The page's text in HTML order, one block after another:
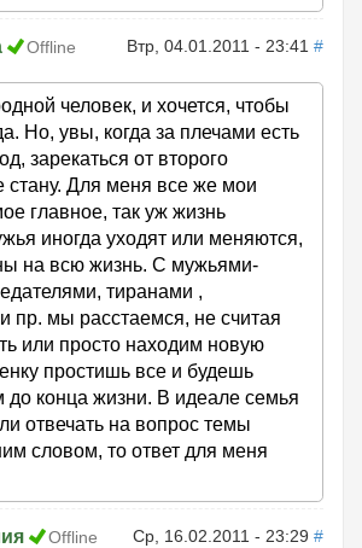
Offline Втр, 04.01.2011 - 23:41 #
человек, и хочется, чтобы
Но, увы, когда за плечами есть
зарекаться от второго
стану. Для меня все же мои
главное, так уж жизнь
иногда уходят или меняются,
на всю жизнь. С мужьями-
тиранами ,
пр. мы расстаемся, не считая
или просто находим новую
простишь все и будешь
конца жизни. В идеале семья
отвечать на вопрос темы
словом, то ответ для меня
Offline Ср, 16.02.2011 - 23:29 #